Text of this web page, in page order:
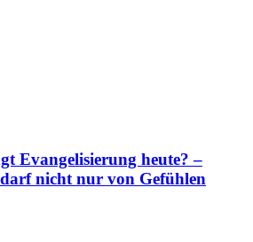
Evangelisierung heute? –
nicht nur von Gefühlen